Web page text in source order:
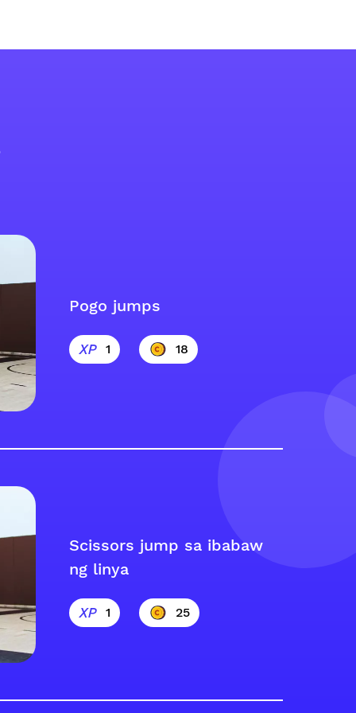
Pogo jumps
1 18
Scissors jump sa ibabaw
ng linya
1 25